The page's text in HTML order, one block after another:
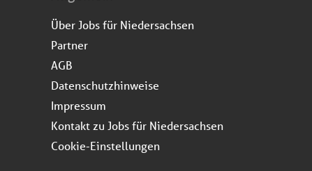
Über Jobs für Niedersachsen
Partner
AGB
Datenschutzhinweise
Impressum
Kontakt zu Jobs für Niedersachsen
Cookie-Einstellungen